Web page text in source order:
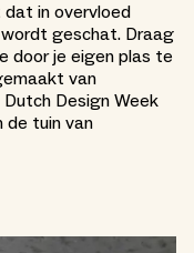
in overvloed
geschat. Draag
door je eigen plas te
van
Design Week
de tuin van